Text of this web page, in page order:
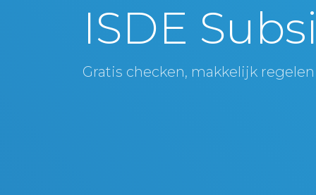
ISDE
Gratis checken, makkelijk regelen